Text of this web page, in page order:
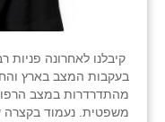
קיבלנו לאחרונה פניות
בעקבות המצב בארץ
מהתדרדרות במצב
משפטית. נעמוד בקצרה